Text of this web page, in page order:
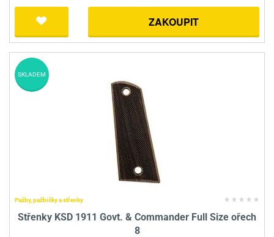
ZAKOUPIT
Pažby, pažbičky a střenky
Střenky KSD 1911 Govt. & Commander Full Size ořech
8
SKLADEM